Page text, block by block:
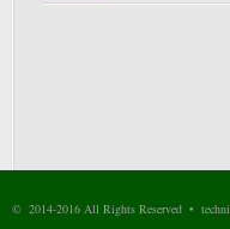
© 2014-2016 All Rights Reserved •